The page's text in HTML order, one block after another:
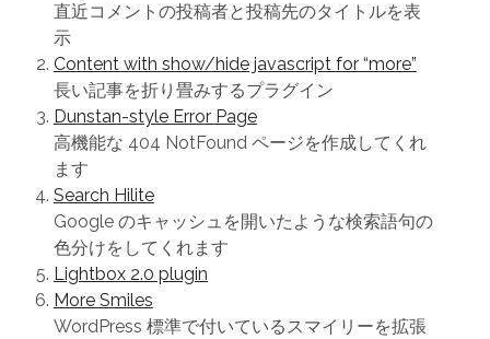
直近コメントの投稿者と投稿先のタイトルを表
示
Content with show/hide javascript for “more”
長い記事を折り畳みするプラグイン
Dunstan-style Error Page
高機能な 404 NotFound ページを作成してくれ
ます
Search Hilite
Google のキャッシュを開いたような検索語句の
色分けをしてくれます
Lightbox 2.0 plugin
More Smiles
WordPress 標準で付いているスマイリーを拡張